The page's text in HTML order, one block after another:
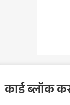
कार्ड ब्लॉक